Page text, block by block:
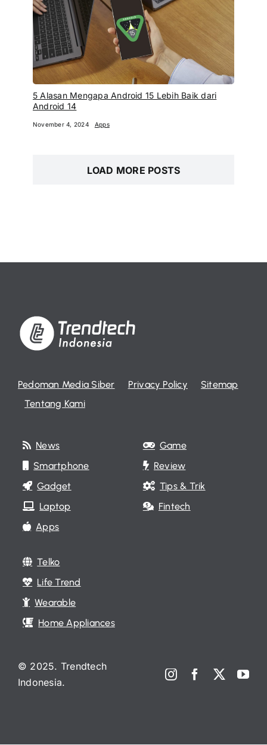
5 Alasan Mengapa Android 15 Lebih Baik dari
Android 14
November 4, 2024 Apps
LOAD MORE POSTS
Pedoman Media Siber Privacy Policy
Sitemap
Tentang Kami
News
Smartphone
Gadget
Laptop
Apps
Game
Review
Tips & Trik
Fintech
Telko
Life Trend
Wearable
Home Appliances
© 2025. Trendtech
Indonesia.